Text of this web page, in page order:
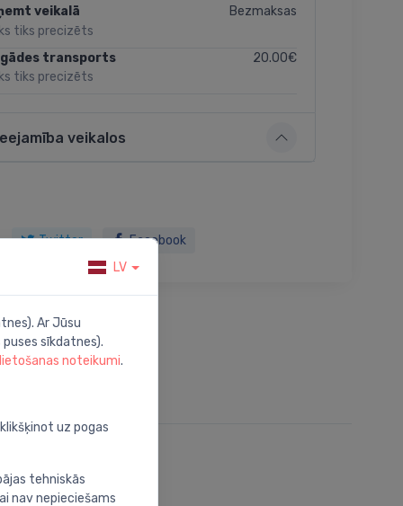
veikalā
tiks precizēts
Bezmaksas
transports
tiks precizēts
20.00€
veikalos
Twitter Facebook
LV
Ar Jūsu
sīkdatnes).
noteikumi.
uz pogas
tehniskās
nav nepieciešams